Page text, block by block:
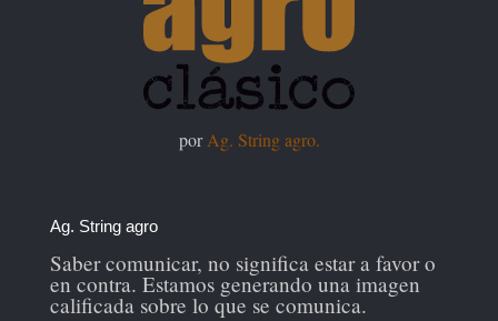
porAg. String agro.
Ag. String agro
Saber comunicar, no significa estar a favor o
en contra. Estamos generando una imagen
calificada sobre lo que se comunica.